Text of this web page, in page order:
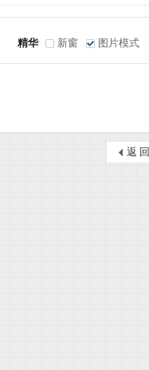
精华 新窗 图片模式
返 回